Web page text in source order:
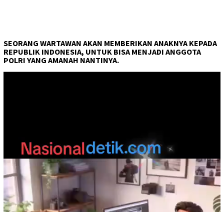
SEORANG WARTAWAN AKAN MEMBERIKAN ANAKNYA KEPADA
REPUBLIK INDONESIA, UNTUK BISA MENJADI ANGGOTA
POLRI YANG AMANAH NANTINYA.